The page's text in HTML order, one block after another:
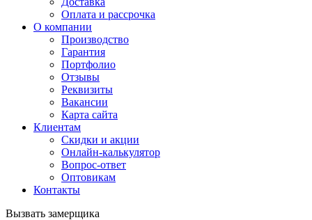
Оплата и рассрочка
О компании
Производство
Гарантия
Портфолио
Отзывы
Реквизиты
Вакансии
Карта сайта
Клиентам
Скидки и акции
Онлайн-калькулятор
Вопрос-ответ
Оптовикам
Контакты
Вызвать замерщика